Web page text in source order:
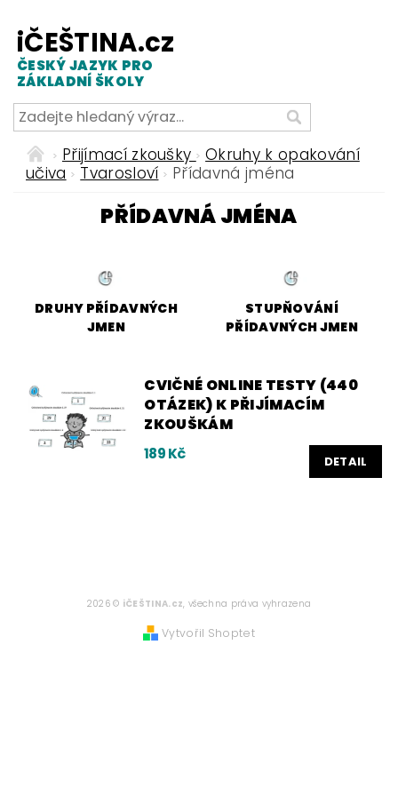
iČEŠTINA.cz
ČESKÝ JAZYK PRO
ZÁKLADNÍ ŠKOLY
Přijímací zkoušky
Okruhy k opakování
učiva
Tvarosloví Přídavná jména
PŘÍDAVNÁ JMÉNA
DRUHY PŘÍDAVNÝCH
JMEN
STUPŇOVÁNÍ
PŘÍDAVNÝCH JMEN
CVIČNÉ ONLINE TESTY (440
OTÁZEK) K PŘIJÍMACÍM
ZKOUŠKÁM
189 Kč DETAIL
2026 © iČEŠTINA.cz, všechna práva vyhrazena
Vytvořil Shoptet